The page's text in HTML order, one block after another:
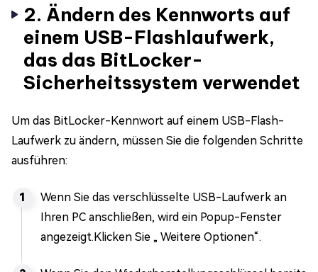
2. Ändern des Kennworts auf
einem USB-Flashlaufwerk,
das das BitLocker-
Sicherheitssystem verwendet
Um das BitLocker-Kennwort auf einem USB-Flash-
Laufwerk zu ändern, müssen Sie die folgenden Schritte
ausführen:
Wenn Sie das verschlüsselte USB-Laufwerk an
Ihren PC anschließen, wird ein Popup-Fenster
angezeigt.Klicken Sie „ Weitere Optionen“.